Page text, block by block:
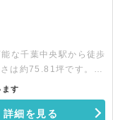
な千葉中央駅から徒歩
は約75.81坪です。居
能です。外国籍の方の
は、お気軽にお問い合
す
詳細を見る